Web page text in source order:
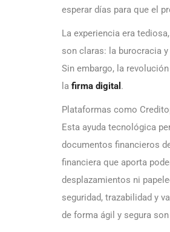
esperar días para que el
La experiencia era
son claras: la burocracia
Sin embargo, la
la firma digital .
Plataformas como
Esta ayuda tecnológica
documentos financieros
financiera que aporta
desplazamientos ni
seguridad, trazabilidad y
de forma ágil y segura